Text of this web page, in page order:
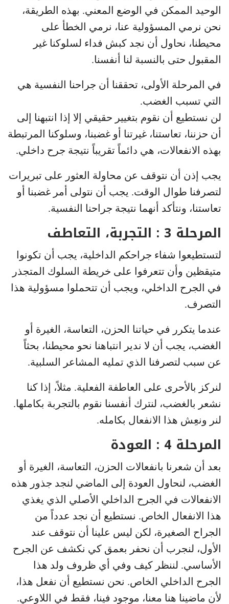
الوحيد الممكن في الوضع المعني. بهذه الطريقة،
نحن نرمي المسؤولية عنا، نرمي الخطأ على
محيطنا، نحاول أن نجد كبش فداء لسلوكنا غير
المقبول حتى بالنسبة لنا أنفسنا.
في المرحلة الأولى، تحققنا أن جراحنا النفسية هي
التي تسبب الغضب.
لن نستطيع أن نقوم بتغيير حقيقي إلا إذا انتبهنا إلى
أن حزننا، تعاستنا، غيرتنا أو غضبنا، وسلوكنا المرتبطة
بهذه الانفعالات، هي دائماً تقريباً نتيجة جرح داخلي.
يجب إذن أن نتوقف عن محاولة العثور على تبريرات
لتصرفنا طوال الوقت. يجب أن نتولى أمر غضبنا أو
تعاستنا، ونتأكد أنهما نتيجة جراحنا النفسية.
المرحلة 3 : التجربة، التعاطف
لتستطيعوا شفاء جراحكم الداخلية، يجب أن تكونوا
متيقظين وأن تتعرفوا على خريطة السلوك المتجذر
في الجرح الداخلي، ويجب أن تتحملوا مسؤولية هذا
التصرف.
عندما يتكرر في حياتنا الحزن، التعاسة، الغيرة أو
الغضب، يجب أن لا ندير انتباهنا نحو محيطنا، بحثاً
عن سبب لتصرفنا الذي تمليه المشاعر السلبية.
لنركز بالأحرى على العاطفة الفعلية. مثلاً، إذا كنا
نشعر بالغضب، لنترك أنفسنا نقوم بالتجربة بكاملها.
لنر ونعِش هذا الانفعال بكامله.
المرحلة 4 : العودة
بعد أن شعرنا بانفعالات الحزن، التعاسة، الغيرة أو
الغضب، لنحاول العودة إلى الماضي لنجد جذور هذه
الانفعالات في الجرح الداخلي الأصلي الذي يغذي
هذا الانفعال الخاص. نستطيع أن نجد عدداً من
الجراح الصغيرة، لكن ليس علينا أن نتوقف عند
الأول، لنجرب أن نحفر بعمق كي نكشف عن الجرح
الأساسي. لننظر كيف وفي أي ظروف ولد هذا
الجرح الداخلي الخاص. نحن نستطيع أن نفعل هذا،
لأن ماضينا هنا معنا، موجود فينا، فقط في اللاوعي.